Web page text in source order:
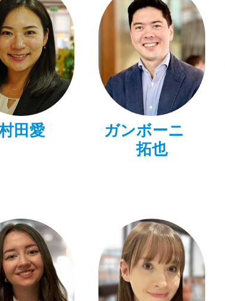
田愛
ガンボーニ
拓也